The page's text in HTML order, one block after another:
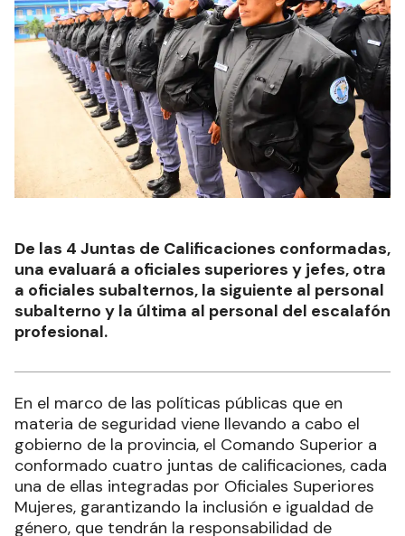
De las 4 Juntas de Calificaciones conformadas,
una evaluará a oficiales superiores y jefes, otra
a oficiales subalternos, la siguiente al personal
subalterno y la última al personal del escalafón
profesional.
En el marco de las políticas públicas que en
materia de seguridad viene llevando a cabo el
gobierno de la provincia, el Comando Superior a
conformado cuatro juntas de calificaciones, cada
una de ellas integradas por Oficiales Superiores
Mujeres, garantizando la inclusión e igualdad de
género, que tendrán la responsabilidad de